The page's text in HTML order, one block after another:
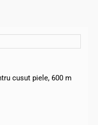
cusut piele, 600 m